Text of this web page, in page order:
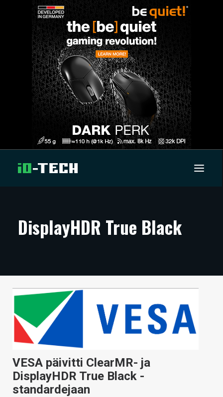
ARTIKKELIT
TECHBBS
TIETOA
HINTA.FI
KAUPPA
VAIHDA TEEMA
DisplayHDR True Black
VESA päivitti ClearMR- ja
DisplayHDR True Black -
standardejaan